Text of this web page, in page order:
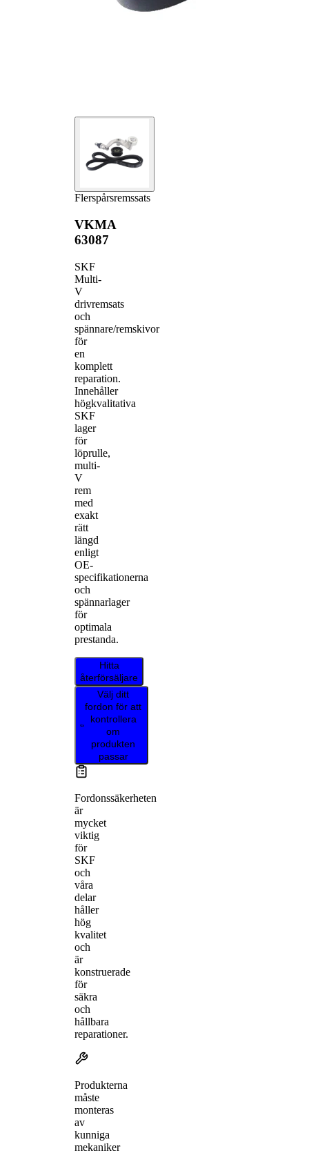
Flerspårsremssats
VKMA
63087
SKF
Multi-
V
drivremsats
och
spännare/remskivor
för
en
komplett
reparation.
Innehåller
högkvalitativa
SKF
lager
för
löprulle,
multi-
V
rem
med
exakt
rätt
längd
enligt
OE-
specifikationerna
och
spännarlager
för
optimala
prestanda.
Hitta
återförsäljare
Välj ditt
fordon för att
kontrollera
om
produkten
passar
Fordonssäkerheten
är
mycket
viktig
för
SKF
och
våra
delar
håller
hög
kvalitet
och
är
konstruerade
för
säkra
och
hållbara
reparationer.
Produkterna
måste
monteras
av
kunniga
mekaniker